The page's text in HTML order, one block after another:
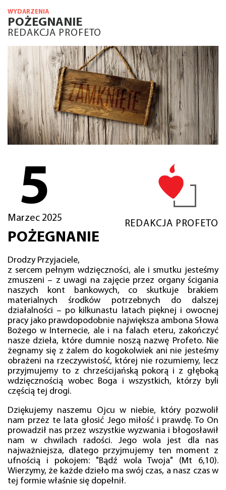
WYDARZENIA
POŻEGNANIE
REDAKCJA PROFETO
5
Marzec 2025
REDAKCJA PROFETO
POŻEGNANIE
Drodzy Przyjaciele,
z sercem pełnym wdzięczności, ale i smutku jesteśmy
zmuszeni – z uwagi na zajęcie przez organy ścigania
naszych kont bankowych, co skutkuje brakiem
materialnych środków potrzebnych do dalszej
działalności – po kilkunastu latach pięknej i owocnej
pracy jako prawdopodobnie największa ambona Słowa
Bożego w Internecie, ale i na falach eteru, zakończyć
nasze dzieła, które dumnie noszą nazwę Profeto. Nie
żegnamy się z żalem do kogokolwiek ani nie jesteśmy
obrażeni na rzeczywistość, której nie rozumiemy, lecz
przyjmujemy to z chrześcijańską pokorą i z głęboką
wdzięcznością wobec Boga i wszystkich, którzy byli
częścią tej drogi.
Dziękujemy naszemu Ojcu w niebie, który pozwolił
nam przez te lata głosić Jego miłość i prawdę. To On
prowadził nas przez wszystkie wyzwania i błogosławił
nam w chwilach radości. Jego wola jest dla nas
najważniejsza, dlatego przyjmujemy ten moment z
ufnością i pokojem: "Bądź wola Twoja" (Mt 6,10).
Wierzymy, że każde dzieło ma swój czas, a nasz czas w
tej formie właśnie się dopełnił.